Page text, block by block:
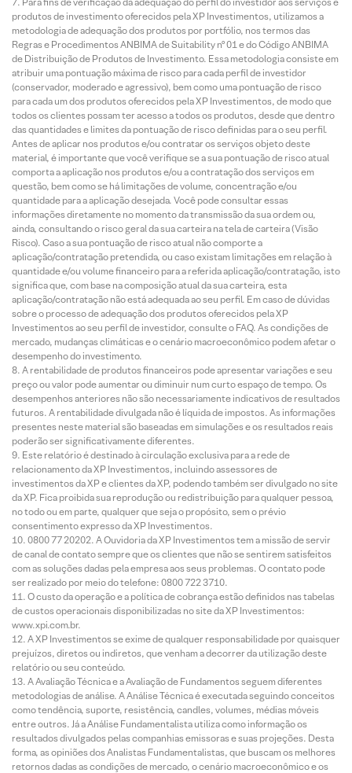
produtos de investimento oferecidos pela XP Investimentos, utilizamos a
metodologia de adequação dos produtos por portfólio, nos termos das
Regras e Procedimentos ANBIMA de Suitability nº 01 e do Código ANBIMA
de Distribuição de Produtos de Investimento. Essa metodologia consiste em
atribuir uma pontuação máxima de risco para cada perfil de investidor
(conservador, moderado e agressivo), bem como uma pontuação de risco
para cada um dos produtos oferecidos pela XP Investimentos, de modo que
todos os clientes possam ter acesso a todos os produtos, desde que dentro
das quantidades e limites da pontuação de risco definidas para o seu perfil.
Antes de aplicar nos produtos e/ou contratar os serviços objeto deste
material, é importante que você verifique se a sua pontuação de risco atual
comporta a aplicação nos produtos e/ou a contratação dos serviços em
questão, bem como se há limitações de volume, concentração e/ou
quantidade para a aplicação desejada. Você pode consultar essas
informações diretamente no momento da transmissão da sua ordem ou,
ainda, consultando o risco geral da sua carteira na tela de carteira (Visão
Risco). Caso a sua pontuação de risco atual não comporte a
aplicação/contratação pretendida, ou caso existam limitações em relação à
quantidade e/ou volume financeiro para a referida aplicação/contratação, isto
significa que, com base na composição atual da sua carteira, esta
aplicação/contratação não está adequada ao seu perfil. Em caso de dúvidas
sobre o processo de adequação dos produtos oferecidos pela XP
Investimentos ao seu perfil de investidor, consulte o FAQ. As condições de
mercado, mudanças climáticas e o cenário macroeconômico podem afetar o
desempenho do investimento.
A rentabilidade de produtos financeiros pode apresentar variações e seu
preço ou valor pode aumentar ou diminuir num curto espaço de tempo. Os
desempenhos anteriores não são necessariamente indicativos de resultados
futuros. A rentabilidade divulgada não é líquida de impostos. As informações
presentes neste material são baseadas em simulações e os resultados reais
poderão ser significativamente diferentes.
Este relatório é destinado à circulação exclusiva para a rede de
relacionamento da XP Investimentos, incluindo assessores de
investimentos da XP e clientes da XP, podendo também ser divulgado no site
da XP. Fica proibida sua reprodução ou redistribuição para qualquer pessoa,
no todo ou em parte, qualquer que seja o propósito, sem o prévio
consentimento expresso da XP Investimentos.
0800 77 20202. A Ouvidoria da XP Investimentos tem a missão de servir
de canal de contato sempre que os clientes que não se sentirem satisfeitos
com as soluções dadas pela empresa aos seus problemas. O contato pode
ser realizado por meio do telefone: 0800 722 3710.
O custo da operação e a política de cobrança estão definidos nas tabelas
de custos operacionais disponibilizadas no site da XP Investimentos:
www.xpi.com.br.
A XP Investimentos se exime de qualquer responsabilidade por quaisquer
prejuízos, diretos ou indiretos, que venham a decorrer da utilização deste
relatório ou seu conteúdo.
A Avaliação Técnica e a Avaliação de Fundamentos seguem diferentes
metodologias de análise. A Análise Técnica é executada seguindo conceitos
como tendência, suporte, resistência, candles, volumes, médias móveis
entre outros. Já a Análise Fundamentalista utiliza como informação os
resultados divulgados pelas companhias emissoras e suas projeções. Desta
forma, as opiniões dos Analistas Fundamentalistas, que buscam os melhores
retornos dadas as condições de mercado, o cenário macroeconômico e os